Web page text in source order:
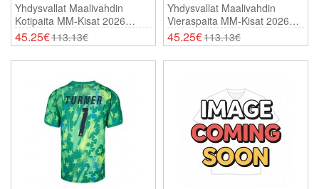
Yhdysvallat Maalivahdin
Kotipaita MM-Kisat 2026
Pitkähihainen
45.25€113.13€
Yhdysvallat Maalivahdin
Vieraspaita MM-Kisat 2026
Pitkähihainen
45.25€113.13€